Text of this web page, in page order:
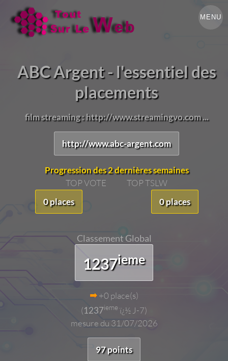
MENU
ABC Argent - l'essentiel des
placements
film streaming : http://www.streamingvo.com ...
http://www.abc-argent.com
Progression des 2 dernières semaines
TOP VOTE
0 places
TOP TSLW
0 places
Classement Global
1237ieme
+0 place(s)
(1237iemeï¿½ J-7)
mesure du 31/07/2026
97 points